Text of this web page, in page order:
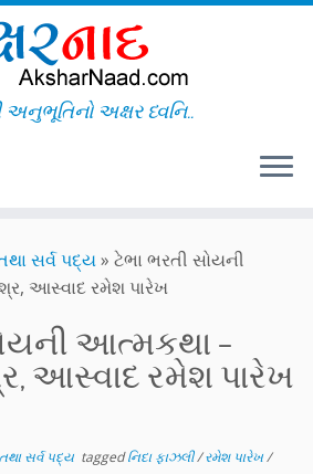
અક્ષર ધ્વનિ..
સર્વ પદ્ય» ટેભા ભરતી સોયની
આસ્વાદ રમેશ પારેખ
આત્મકથા –
આસ્વાદ રમેશ પારેખ
સર્વ પદ્ય taggedનિદા ફાઝલી/રમેશ પારેખ/